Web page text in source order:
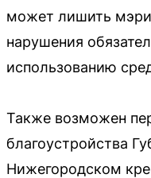
может лишить
нарушения
использованию
Также возможен
благоустройства
Нижегородском